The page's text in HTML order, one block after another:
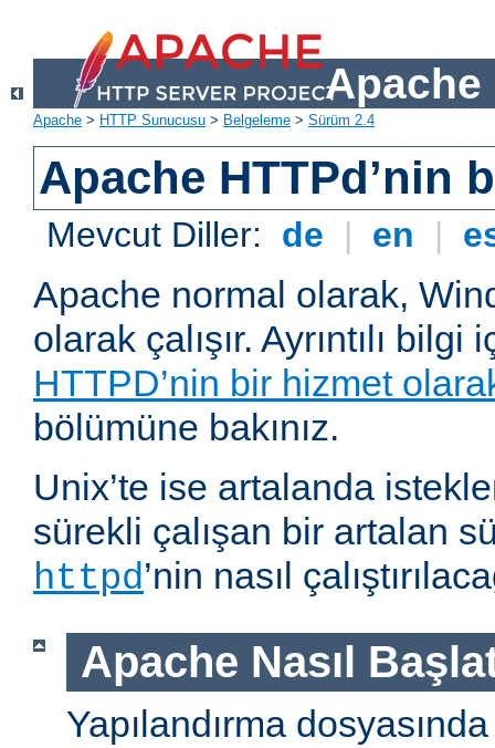
Apache
Apache > HTTP Sunucusu > Belgeleme > Sürüm 2.4
Apache HTTPd’nin
Mevcut Diller: de | en |
Apache normal olarak,
olarak çalışır. Ayrıntılı bilgi
HTTPD’nin bir hizmet olarak
bölümüne bakınız.
Unix’te ise artalanda
sürekli çalışan bir artalan
httpd’nin nasıl
Apache Nasıl
Yapılandırma